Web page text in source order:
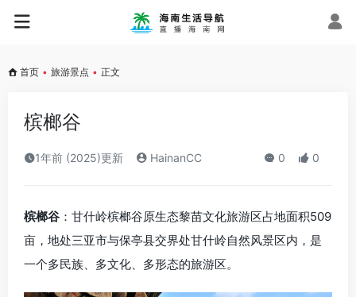
首页 • 旅游景点 • 正文
槟榔谷
1年前 (2025)更新 HainanCC 0 0
槟榔谷 ：甘什岭槟榔谷原生态黎苗文化旅游区占地面积509
亩，地处三亚市与保亭县交界处甘什岭自然风景区内，是
一个多民族、多文化、多形态的旅游区。